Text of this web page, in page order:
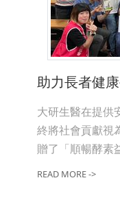
大研生醫在提供
終將社會貢獻視
贈了「順暢酵素
READ MORE ->